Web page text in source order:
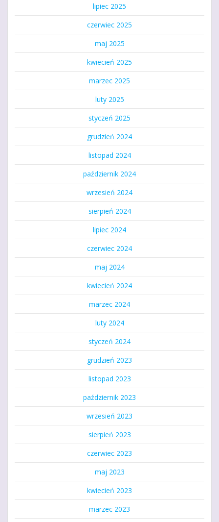
lipiec 2025
czerwiec 2025
maj 2025
kwiecień 2025
marzec 2025
luty 2025
styczeń 2025
grudzień 2024
listopad 2024
październik 2024
wrzesień 2024
sierpień 2024
lipiec 2024
czerwiec 2024
maj 2024
kwiecień 2024
marzec 2024
luty 2024
styczeń 2024
grudzień 2023
listopad 2023
październik 2023
wrzesień 2023
sierpień 2023
czerwiec 2023
maj 2023
kwiecień 2023
marzec 2023